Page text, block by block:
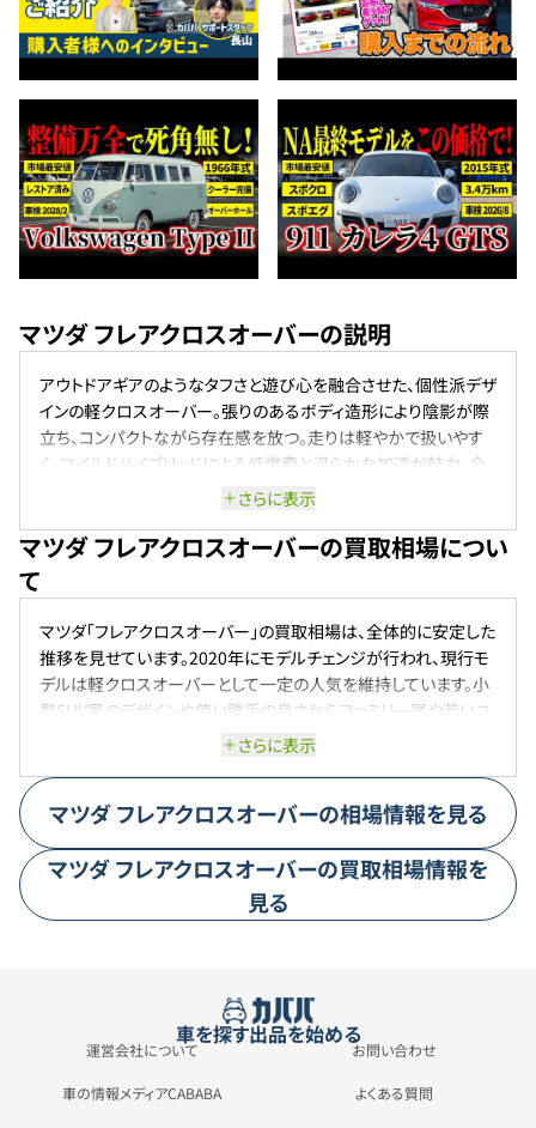
マツダ フレアクロスオーバーの説明
アウトドアギアのようなタフさと遊び心を融合させた、個性派デザ
インの軽クロスオーバー。張りのあるボディ造形により陰影が際
立ち、コンパクトながら存在感を放つ。走りは軽やかで扱いやす
く、マイルドハイブリッドによる低燃費と滑らかな加速が魅力。全
車がエコカー減税対象で、日常の移動からレジャーまで幅広く活
さらに表示
マツダ フレアクロスオーバーの買取相場につい
て
マツダ「フレアクロスオーバー」の買取相場は、全体的に安定した
推移を見せています。2020年にモデルチェンジが行われ、現行モ
デルは軽クロスオーバーとして一定の人気を維持しています。小
型SUV風のデザインや使い勝手の良さからファミリー層や若いユ
ーザーに支持されている一方、中古車市場での流通量が多いこ
し、状態の良い個体や走行距離が短い車両は高めの査定が期待
できる場合もあります。また、燃費性能や軽自動車ならではの維
持費の低さが評価されているため、需要は安定しています。2024
年にはマイナーチェンジも実施され、これにより最新モデルの注
目度が上がっているものの、旧モデルの相場に大きな影響はまだ
出ていません。全体としては、急激な価値の変動は少なく、堅実な
さらに表示
マツダ フレアクロスオーバーの相場情報を見る
マツダフレアクロスオーバーの買取相場情報を
見る
車を探す出品を始める
運営会社について お問い合わせ
車の情報メディアCABABA よくある質問